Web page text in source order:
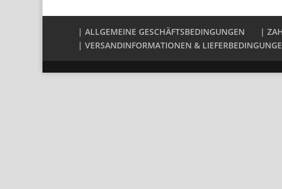
| ALLGEMEINE GESCHÄFTSBEDINGUNGEN |
| VERSANDINFORMATIONEN &